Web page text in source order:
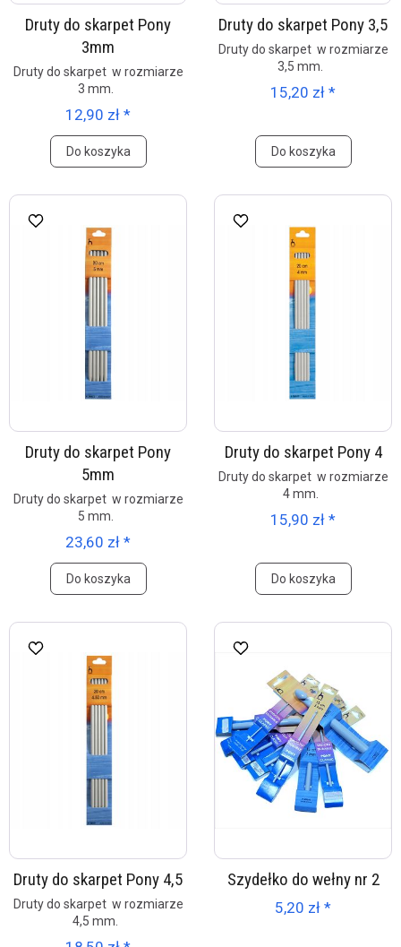
Druty do skarpet Pony
3mm
Druty do skarpet w rozmiarze
3 mm.
12,90 zł *
Do koszyka
Druty do skarpet Pony 3,5
Druty do skarpet w rozmiarze
3,5 mm.
15,20 zł *
Do koszyka
Druty do skarpet Pony
5mm
Druty do skarpet w rozmiarze
5 mm.
23,60 zł *
Do koszyka
Druty do skarpet Pony 4
Druty do skarpet w rozmiarze
4 mm.
15,90 zł *
Do koszyka
Druty do skarpet Pony 4,5
Druty do skarpet w rozmiarze
4,5 mm.
Szydełko do wełny nr 2
5,20 zł *